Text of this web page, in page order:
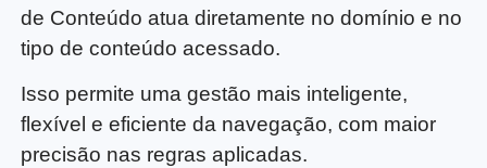
de Conteúdo atua diretamente no domínio e no
tipo de conteúdo acessado.
Isso permite uma gestão mais inteligente,
flexível e eficiente da navegação, com maior
precisão nas regras aplicadas.